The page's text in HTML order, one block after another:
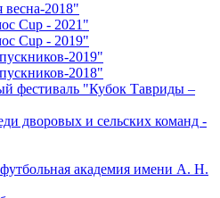
2018"
Cup - 2021"
Cup - 2019"
2019"
2018"
фестиваль "Кубок Тавриды –
дворовых и сельских команд -
академия имени А. Н.